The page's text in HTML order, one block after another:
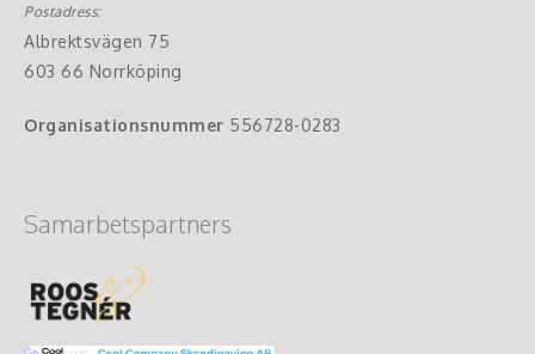
Postadress:
Albrektsvägen 75
603 66 Norrköping
Organisationsnummer 556728-0283
Samarbetspartners